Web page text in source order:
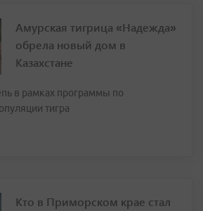
Амурская тигрица «Надежда»
обрела новый дом в
Казахстане
в рамках программы по
тигра
Кто в Приморском крае стал